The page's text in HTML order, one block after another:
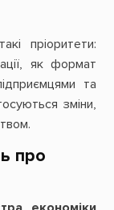
пріоритети:
як формат
та
зміни,
про